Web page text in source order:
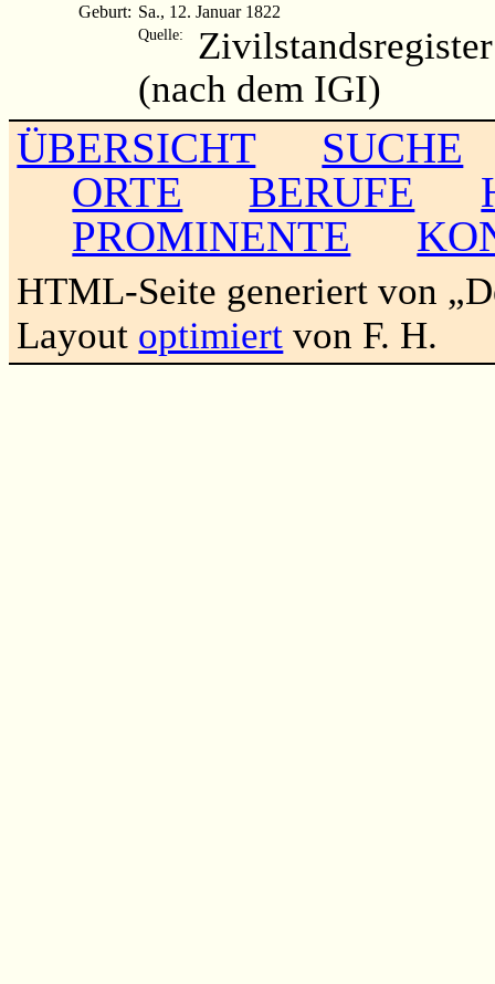
Geburt: Sa., 12. Januar 1822
Quelle:
(nach dem IGI)
ÜBERSICHT
SUCHE
ORTE
BERUFE
PROMINENTE
HTML-Seite generiert von
Layout optimiert von F. H.